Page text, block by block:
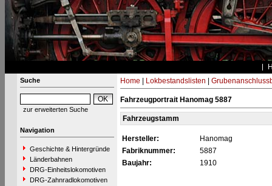
Suche
zur erweiterten Suche
Navigation
Geschichte & Hintergründe
Länderbahnen
DRG-Einheitslokomotiven
DRG-Zahnradlokomotiven
Home Lokbestandslisten
Fahrzeugportrait Hanomag 5887
Fahrzeugstamm
Hersteller:
Hanomag
Fabriknummer:
5887
Baujahr:
1910